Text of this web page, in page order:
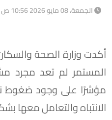
الجمعة، 08 مايو 2026 10:56 ص
أكدت وزارة الصحة
المستمر لم تعد مجرد
مؤشرًا على وجود ضغوط
الانتباه والتعامل معها